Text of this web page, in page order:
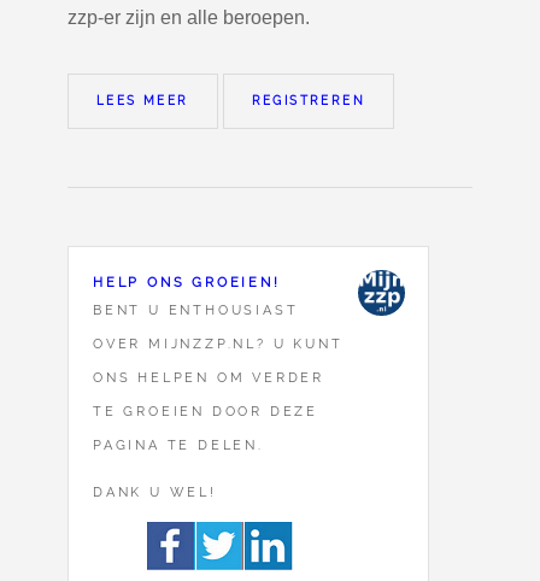
zzp-er zijn en alle beroepen.
LEES MEER REGISTREREN
HELP ONS GROEIEN!
BENT U ENTHOUSIAST
OVER MIJNZZP.NL? U KUNT
ONS HELPEN OM VERDER
TE GROEIEN DOOR DEZE
PAGINA TE DELEN.
DANK U WEL!